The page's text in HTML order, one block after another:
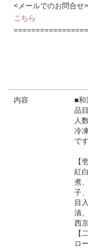
<メールでのお問合せ>
こちら
内容
■和
品
人
冷
です
【
紅
煮
子
目
漬
西
【
ロ